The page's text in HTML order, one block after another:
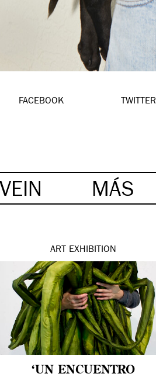
FACEBOOK TWITTER
VEIN MÁS
ART EXHIBITION
‘UN ENCUENTRO